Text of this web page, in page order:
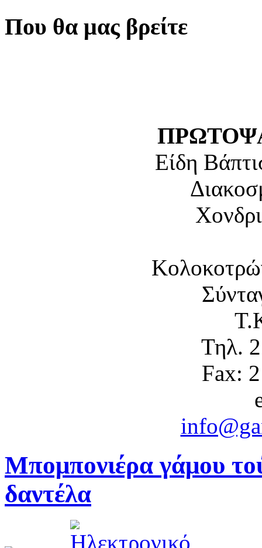
Που θα μας βρείτε
Είδη
Τηλ.
Fax:
Μπομπονιέρα γάμου
δαντέλα